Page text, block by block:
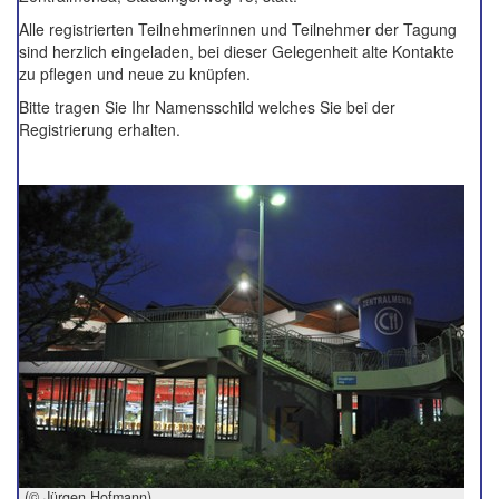
Alle registrierten Teilnehmerinnen und Teilnehmer der Tagung
sind herzlich eingeladen, bei dieser Gelegenheit alte Kontakte
zu pflegen und neue zu knüpfen.
Bitte tragen Sie Ihr Namensschild welches Sie bei der
Registrierung erhalten.